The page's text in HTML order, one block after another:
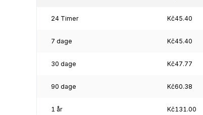
24 Timer Kč45.40
7 dage Kč45.40
30 dage Kč47.77
90 dage Kč60.38
1 år Kč131.00